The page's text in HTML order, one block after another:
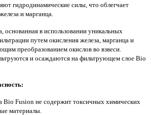
гидродинамические силы, что облегчает
и марганца.
основанная в использовании уникальных
путем окисления железа, марганца и
преобразованием окислов во взвеси.
и осаждаются на фильтрующем слое Bio
Bio Fusion не содержит токсичных химических
материалы.